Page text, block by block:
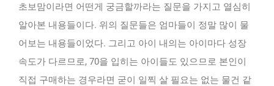
초보맘이라면 어떤게 궁금할까라는 질문을 가지고 열심히
알아본 내용들이다. 위의 질문들은 엄마들이 정말 많이 물
어보는 내용들이었다. 그리고 아이 내의는 아이마다 성장
속도가 다르므로, 70을 입히는 아이들도 있으므로 본인이
직접 구매하는 경우라면 굳이 일찍 살 필요는 없는 물건 같